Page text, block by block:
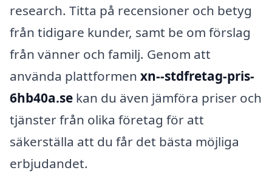
research. Titta på recensioner och betyg
från tidigare kunder, samt be om förslag
från vänner och familj. Genom att
använda plattformen xn--stdfretag-pris-
6hb40a.se kan du även jämföra priser och
tjänster från olika företag för att
säkerställa att du får det bästa möjliga
erbjudandet.